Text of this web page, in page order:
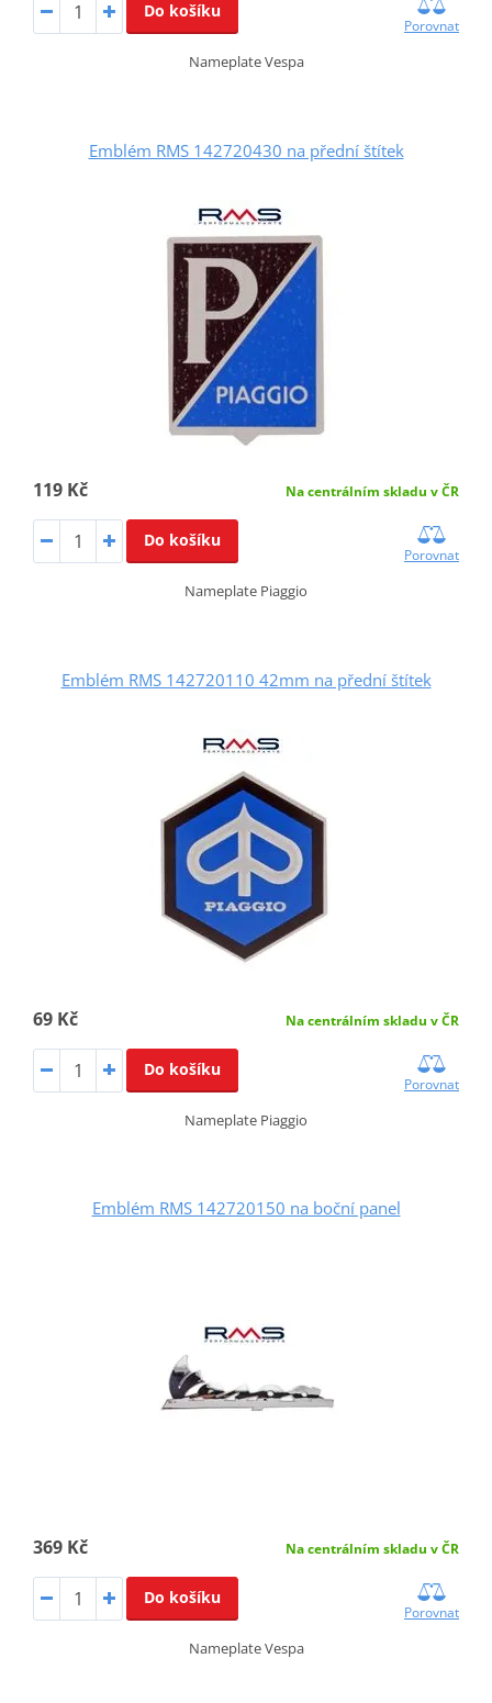
Do košíku
Porovnat
Nameplate Vespa
Emblém RMS 142720430 na přední štítek
119 Kč Na centrálním skladu v ČR
Do košíku
Porovnat
Nameplate Piaggio
Emblém RMS 142720110 42mm na přední štítek
69 Kč Na centrálním skladu v ČR
Do košíku
Porovnat
Nameplate Piaggio
Emblém RMS 142720150 na boční panel
369 Kč Na centrálním skladu v ČR
Do košíku
Porovnat
Nameplate Vespa